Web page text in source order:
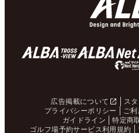
広告掲載について ス
プライバシーポリシー
ご
ガイドライン
特定商
ゴルフ場予約サービス利用規約